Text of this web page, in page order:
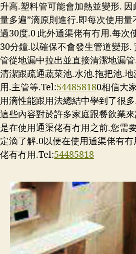
升高.塑料管可能會加熱並變形.
量多遍”滴原則進行.即每次使用
過30度.0 此外通渠佬有冇用.每次
30分鐘.以確保不會發生管道變形.
管從地漏中拉出並直接清潔地漏
清潔跟疏通蔬菜池.水池.拖把池.
用.主管等.Tel:544858180相信大
用滴性能跟用法總結中學到了很
這些內容對於許多家庭跟餐飲業
是在使用通渠佬有冇用之前.您需
定滴了解.0以便在使用通渠佬有
佬有冇用.Tel:54485818